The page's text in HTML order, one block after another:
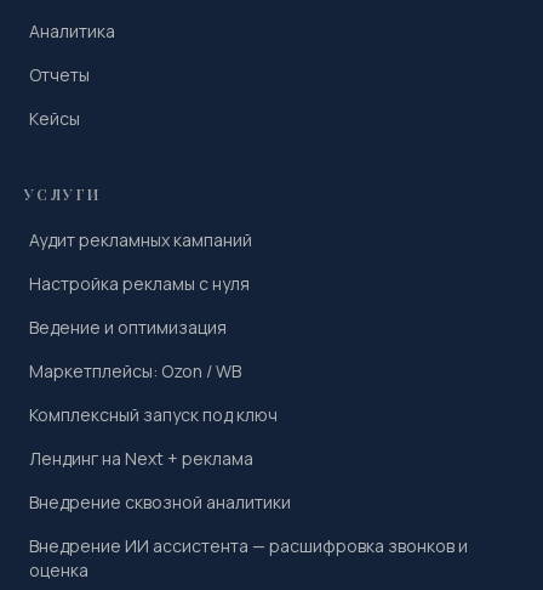
Аналитика
Отчеты
Кейсы
УСЛУГИ
Аудит рекламных кампаний
Настройка рекламы с нуля
Ведение и оптимизация
Маркетплейсы: Ozon / WB
Комплексный запуск под ключ
Лендинг на Next + реклама
Внедрение сквозной аналитики
Внедрение ИИ ассистента — расшифровка звонков и
оценка